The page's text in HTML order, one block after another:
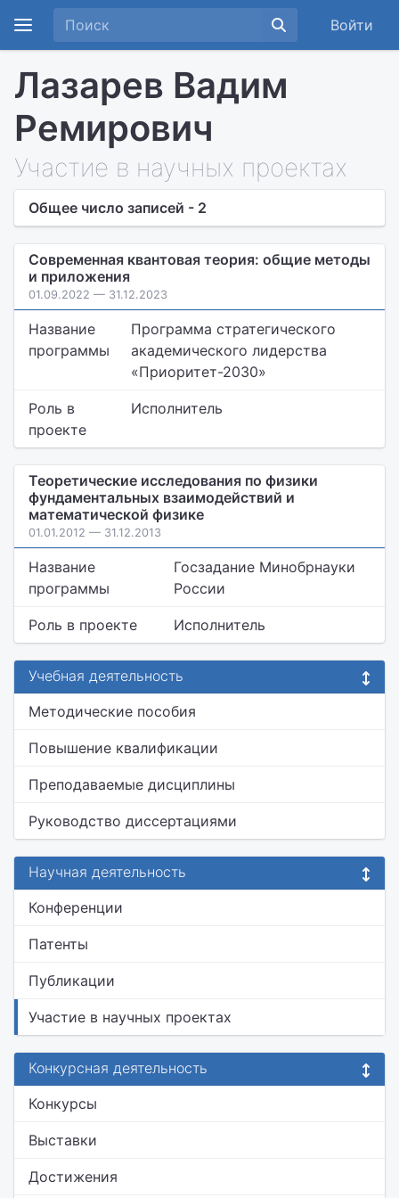
Войти
Лазарев Вадим
Ремирович
Участие в научных проектах
Общее число записей - 2
Современная квантовая теория: общие методы
и приложения
01.09.2022 — 31.12.2023
Название
программы
Программа стратегического
академического лидерства
«Приоритет-2030»
Роль в
проекте
Исполнитель
Теоретические исследования по физики
фундаментальных взаимодействий и
математической физике
01.01.2012 — 31.12.2013
Название
программы
Госзадание Минобрнауки
России
Роль в проекте Исполнитель
Учебная деятельность
Методические пособия
Повышение квалификации
Преподаваемые дисциплины
Руководство диссертациями
Научная деятельность
Конференции
Патенты
Публикации
Участие в научных проектах
Конкурсная деятельность
Конкурсы
Выставки
Достижения